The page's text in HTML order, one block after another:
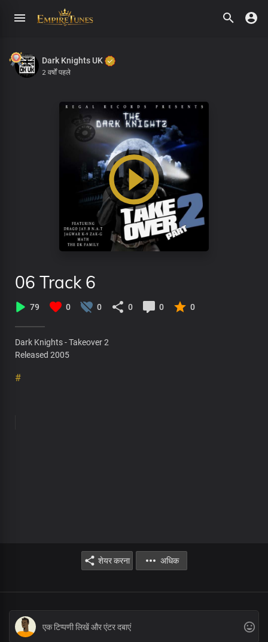
Dark Knights UK
2 वर्षों पहले
06 Track 6
79 0 0 0 0 0
Dark Knights - Takeover 2
Released 2005
#
शेयर करना अधिक